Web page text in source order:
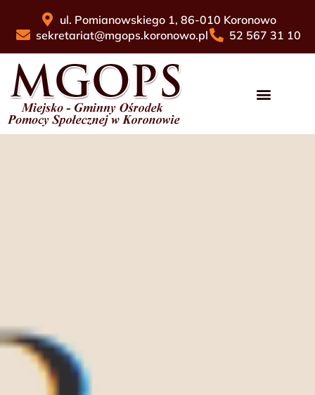
ul. Pomianowskiego 1, 86-010 Koronowo
sekretariat@mgops.koronowo.pl
52 567 31 10